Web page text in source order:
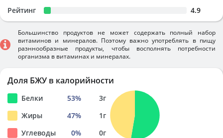
Рейтинг 4.9
Большинство продуктов не может содержать полный набор
витаминов и минералов. Поэтому важно употреблять в пищу
разннообразные продукты, чтобы восполнять потребности
организма в витаминах и минералах.
Доля БЖУ в калорийности
Белки 53% 3г
Жиры
47% 1г
Углеводы
0% 0г